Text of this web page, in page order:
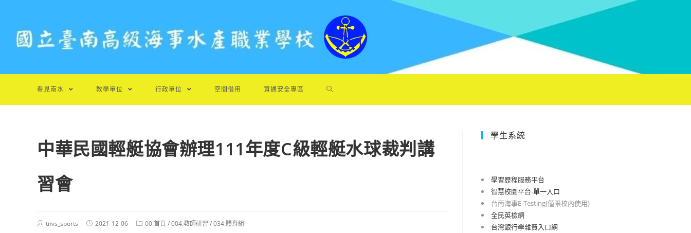
看見南水 教學單位 行政單位 空間借用 資通安全專區
中華民國輕艇協會辦理111年度C級輕艇水球裁判講
習會
Posttnvs_sports
Post2021-12-06
Post00.首頁 /004.教師研習 /034.體育組
學生系統
學習歷程服務平台
智慧校園平台-單一入口
台南海事E-Testing(僅限校內使用)
全民英檢網
台灣銀行學雜費入口網